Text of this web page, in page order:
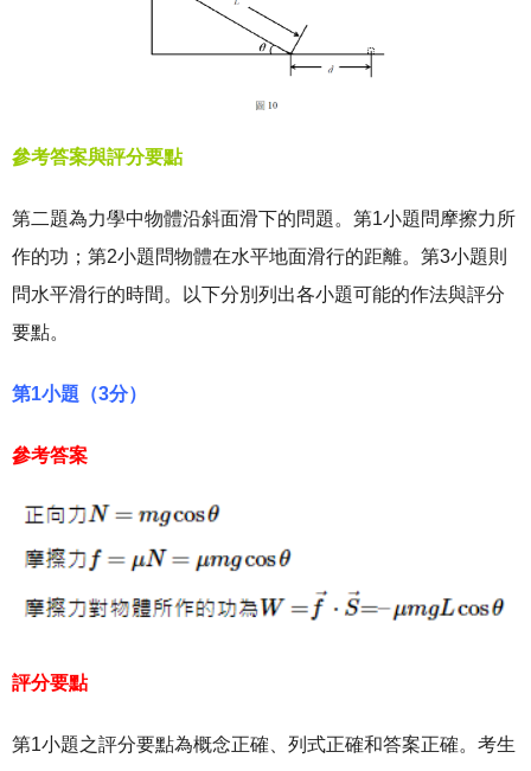
參考答案與評分要點
第二題為力學中物體沿斜面滑下的問題。第1小題問摩擦力所
作的功；第2小題問物體在水平地面滑行的距離。第3小題則
問水平滑行的時間。以下分別列出各小題可能的作法與評分
要點。
第1小題（3分）
參考答案
評分要點
第1小題之評分要點為概念正確、列式正確和答案正確。考生